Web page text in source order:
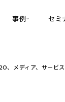
育成
Growth
事例
導入事例
セミ
、メディア、サー